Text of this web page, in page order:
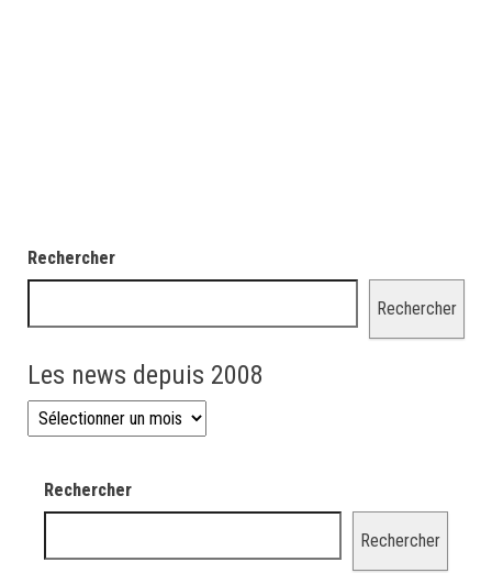
Rechercher
Rechercher
Les news depuis 2008
Les news depuis 2008
Rechercher
Rechercher